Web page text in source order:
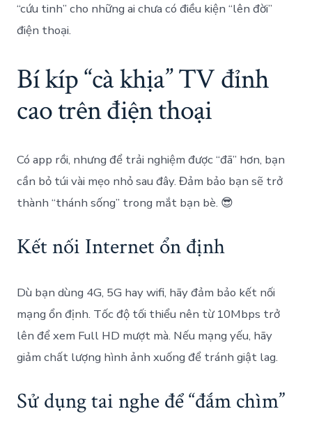
“cứu tinh” cho những ai chưa có điều kiện “lên đời”
điện thoại.
Bí kíp “cà khịa” TV đỉnh
cao trên điện thoại
Có app rồi, nhưng để trải nghiệm được “đã” hơn, bạn
cần bỏ túi vài mẹo nhỏ sau đây. Đảm bảo bạn sẽ trở
thành “thánh sống” trong mắt bạn bè. 😎
Kết nối Internet ổn định
Dù bạn dùng 4G, 5G hay wifi, hãy đảm bảo kết nối
mạng ổn định. Tốc độ tối thiểu nên từ 10Mbps trở
lên để xem Full HD mượt mà. Nếu mạng yếu, hãy
giảm chất lượng hình ảnh xuống để tránh giật lag.
Sử dụng tai nghe để “đắm chìm”